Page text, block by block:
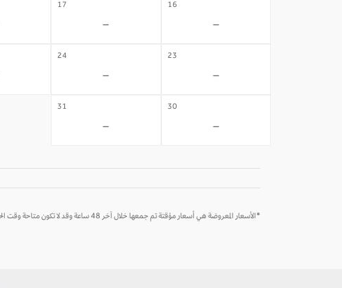
16
-
17
-
23
-
24
-
30
-
31
-
*الأسعار المعروضة هي أسعار مؤقتة تم جمعها خلال آخر 48 ساعة وقد لا تكون متاحة وقت الحجز